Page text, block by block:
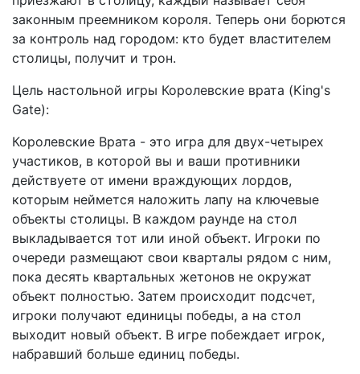
законным преемником короля. Теперь они борются
зa контроль над городом: кто будет властителем
столицы, получит и трон.
Цель настольной игры Королевские врата (King's
Gate):
Королевские Врата - это игра для двух-четырех
участиков, в которой вы и ваши противники
действуете от имени враждующих лордов,
которым неймется наложить лапу на ключевые
объекты столицы. В каждом раунде на стол
выкладывается тот или иной объект. Игроки по
очереди размещают свои кварталы рядом с ним,
пока десять квартальных жетонов не окружат
объект полностью. Затем происходит подсчет,
игроки получают единицы победы, а на стол
выходит новый объект. В игре побеждает игрок,
набравший больше единиц победы.